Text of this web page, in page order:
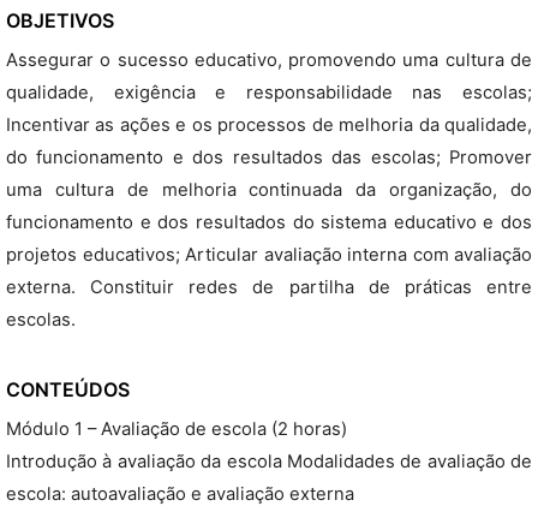
OBJETIVOS
Assegurar o sucesso educativo, promovendo uma cultura de
qualidade, exigência e responsabilidade nas escolas;
Incentivar as ações e os processos de melhoria da qualidade,
do funcionamento e dos resultados das escolas; Promover
uma cultura de melhoria continuada da organização, do
funcionamento e dos resultados do sistema educativo e dos
projetos educativos; Articular avaliação interna com avaliação
externa. Constituir redes de partilha de práticas entre
escolas.
CONTEÚDOS
Módulo 1 – Avaliação de escola (2 horas)
Introdução à avaliação da escola Modalidades de avaliação de
escola: autoavaliação e avaliação externa